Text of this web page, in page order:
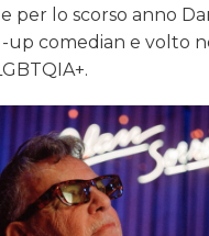
per lo scorso anno
up comedian e volto